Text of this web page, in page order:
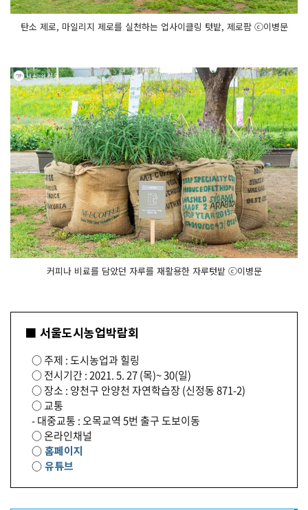
탄소 제로, 마일리지 제로를 실천하는 업사이클링 텃밭, 제로팜 ⓒ이병문
커피나 비료를 담았던 자루를 재활용한 자루텃밭 ⓒ이병문
■ 서울도시농업박람회
○ 주제 : 도시농업과 힐링
○ 전시기간 : 2021. 5. 27 (목)~ 30(일)
○ 장소 : 양천구 안양천 자연학습장 (신정동 871-2)
○ 교통
- 대중교통 : 오목교역 5번 출구 도보이동
○ 온라인채널
○홈페이지
○유튜브